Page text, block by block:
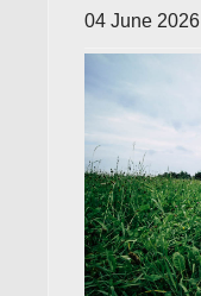
04 June 2026